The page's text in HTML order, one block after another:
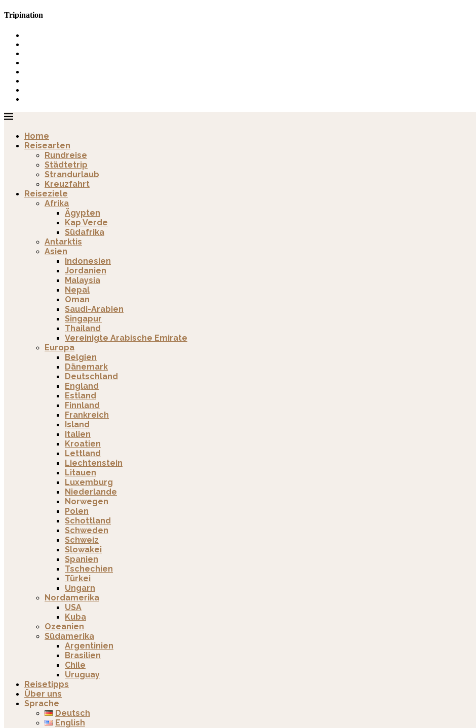
Tripination
Home
Reisearten
Rundreise
Städtetrip
Strandurlaub
Kreuzfahrt
Reiseziele
Afrika
Ägypten
Kap Verde
Südafrika
Antarktis
Asien
Indonesien
Jordanien
Malaysia
Nepal
Oman
Saudi-Arabien
Singapur
Thailand
Vereinigte Arabische Emirate
Europa
Belgien
Dänemark
Deutschland
England
Estland
Finnland
Frankreich
Island
Italien
Kroatien
Lettland
Liechtenstein
Litauen
Luxemburg
Niederlande
Norwegen
Polen
Schottland
Schweden
Schweiz
Slowakei
Spanien
Tschechien
Türkei
Ungarn
Nordamerika
USA
Kuba
Ozeanien
Südamerika
Argentinien
Brasilien
Chile
Uruguay
Reisetipps
Über uns
Sprache
Deutsch
English